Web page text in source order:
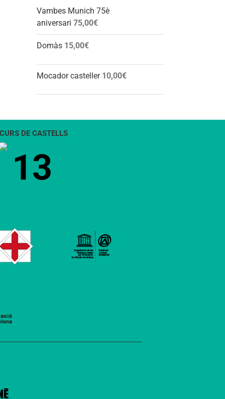
Vambes Munich 75è
aniversari 75,00€
Domàs 15,00€
Mocador casteller 10,00€
DE CASTELLS
13